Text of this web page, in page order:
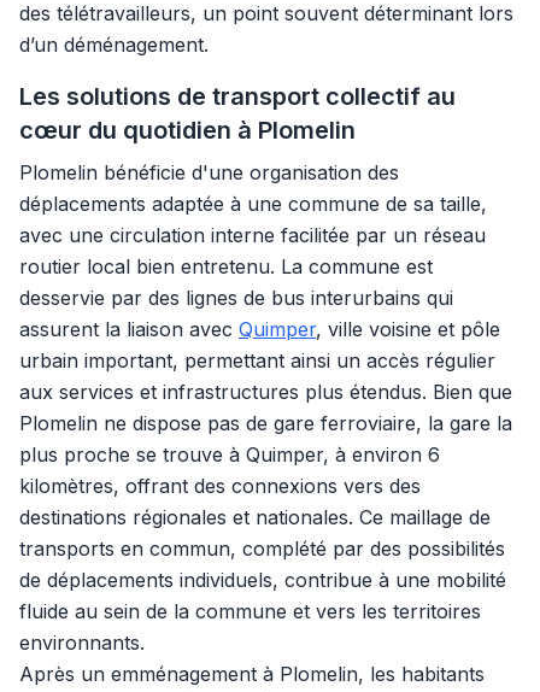
des télétravailleurs, un point souvent déterminant lors
d’un déménagement.
Les solutions de transport collectif au
cœur du quotidien à Plomelin
Plomelin bénéficie d'une organisation des
déplacements adaptée à une commune de sa taille,
avec une circulation interne facilitée par un réseau
routier local bien entretenu. La commune est
desservie par des lignes de bus interurbains qui
assurent la liaison avec Quimper, ville voisine et pôle
urbain important, permettant ainsi un accès régulier
aux services et infrastructures plus étendus. Bien que
Plomelin ne dispose pas de gare ferroviaire, la gare la
plus proche se trouve à Quimper, à environ 6
kilomètres, offrant des connexions vers des
destinations régionales et nationales. Ce maillage de
transports en commun, complété par des possibilités
de déplacements individuels, contribue à une mobilité
fluide au sein de la commune et vers les territoires
environnants.
Après un emménagement à Plomelin, les habitants